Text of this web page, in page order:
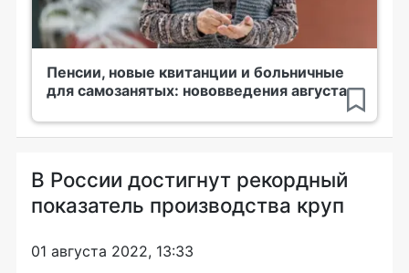
Пенсии, новые квитанции и больничные
для самозанятых: нововведения августа
В России достигнут рекордный
показатель производства круп
01 августа 2022, 13:33